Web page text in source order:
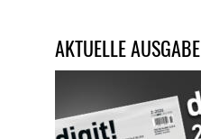
AKTUELLE AUSGABE